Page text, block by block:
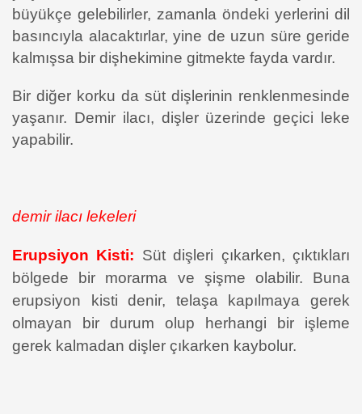
büyükçe gelebilirler, zamanla öndeki yerlerini dil
basıncıyla alacaktırlar, yine de uzun süre geride
kalmışsa bir dişhekimine gitmekte fayda vardır.
Bir diğer korku da süt dişlerinin renklenmesinde
yaşanır. Demir ilacı, dişler üzerinde geçici leke
yapabilir.
demir ilacı lekeleri
Erupsiyon Kisti: Süt dişleri çıkarken, çıktıkları
bölgede bir morarma ve şişme olabilir. Buna
erupsiyon kisti denir, telaşa kapılmaya gerek
olmayan bir durum olup herhangi bir işleme
gerek kalmadan dişler çıkarken kaybolur.